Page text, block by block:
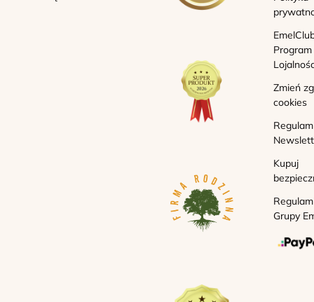
Program
Zmień
cookies
Kupuj
Grupy